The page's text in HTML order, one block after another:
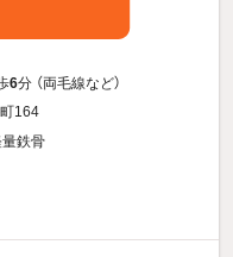
6分 （両毛線など）
164
鉄骨